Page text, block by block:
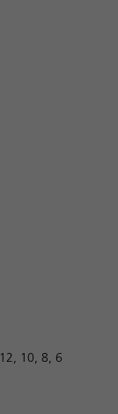
10, 8, 6